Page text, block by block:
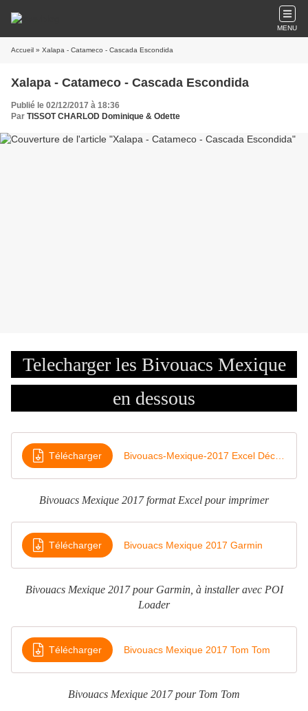
MENU
Accueil » Xalapa - Catameco - Cascada Escondida
Xalapa - Catameco - Cascada Escondida
Publié le 02/12/2017 à 18:36
Par TISSOT CHARLOD Dominique & Odette
Telecharger les Bivouacs Mexique
en dessous
Télécharger
Bivouacs Mexique 2017 format Excel pour imprimer
Télécharger Bivouacs Mexique 2017 Garmin
Bivouacs Mexique 2017 pour Garmin, à installer avec POI
Loader
Télécharger Bivouacs Mexique 2017 Tom Tom
Bivouacs Mexique 2017 pour Tom Tom